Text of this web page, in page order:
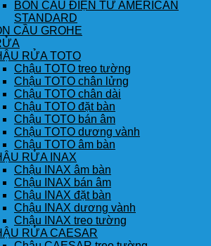
BỒN CẦU ĐIỆN TỬ AMERICAN
STANDARD
CẦU GROHE
RỬA TOTO
Chậu TOTO treo tường
Chậu TOTO chân lửng
Chậu TOTO chân dài
Chậu TOTO đặt bàn
Chậu TOTO bán âm
Chậu TOTO dương vành
Chậu TOTO âm bàn
RỬA INAX
Chậu INAX âm bàn
Chậu INAX bán âm
Chậu INAX đặt bàn
Chậu INAX dương vành
Chậu INAX treo tường
RỬA CAESAR